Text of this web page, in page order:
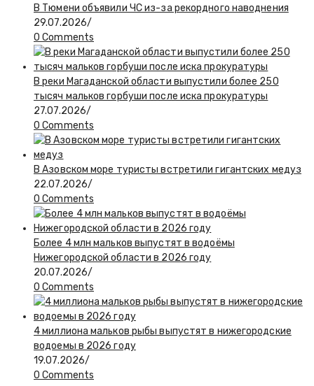
В Тюмени объявили ЧС из-за рекордного наводнения
29.07.2026/
0 Comments
В реки Магаданской области выпустили более 250
тысяч мальков горбуши после иска прокуратуры
27.07.2026/
0 Comments
В Азовском море туристы встретили гигантских медуз
22.07.2026/
0 Comments
Более 4 млн мальков выпустят в водоёмы
Нижегородской области в 2026 году
20.07.2026/
0 Comments
4 миллиона мальков рыбы выпустят в нижегородские
водоемы в 2026 году
19.07.2026/
0 Comments